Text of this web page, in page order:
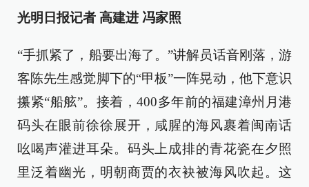
光明日报记者 高建进 冯家照
“手抓紧了，船要出海了。”讲解员话音刚落，游
客陈先生感觉脚下的“甲板”一阵晃动，他下意识
攥紧“船舷”。接着，400多年前的福建漳州月港
码头在眼前徐徐展开，咸腥的海风裹着闽南话
吆喝声灌进耳朵。码头上成排的青花瓷在夕照
里泛着幽光，明朝商贾的衣袂被海风吹起。这